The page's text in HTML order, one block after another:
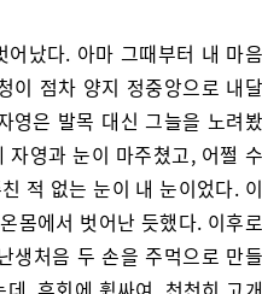
났다. 아마 그때부터 내 마음
이 점차 양지 정중앙으로 내달
영은 발목 대신 그늘을 노려봤
영과 눈이 마주쳤고, 어쩔 수
적 없는 눈이 내 눈이었다. 이
몸에서 벗어난 듯했다. 이후로
생처음 두 손을 주먹으로 만들